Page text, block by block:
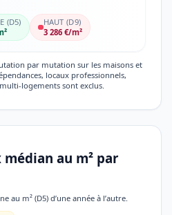
(D5)
HAUT (D9)
3 286 €/m²
par mutation sur les maisons et
locaux professionnels,
logements sont exclus.
au m² par
au m² (D5) d’une année à l’autre.